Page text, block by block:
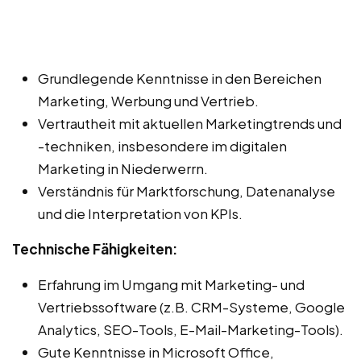
Grundlegende Kenntnisse in den Bereichen
Marketing, Werbung und Vertrieb.
Vertrautheit mit aktuellen Marketingtrends und
-techniken, insbesondere im digitalen
Marketing in Niederwerrn.
Verständnis für Marktforschung, Datenanalyse
und die Interpretation von KPIs.
Technische Fähigkeiten:
Erfahrung im Umgang mit Marketing- und
Vertriebssoftware (z.B. CRM-Systeme, Google
Analytics, SEO-Tools, E-Mail-Marketing-Tools).
Gute Kenntnisse in Microsoft Office,